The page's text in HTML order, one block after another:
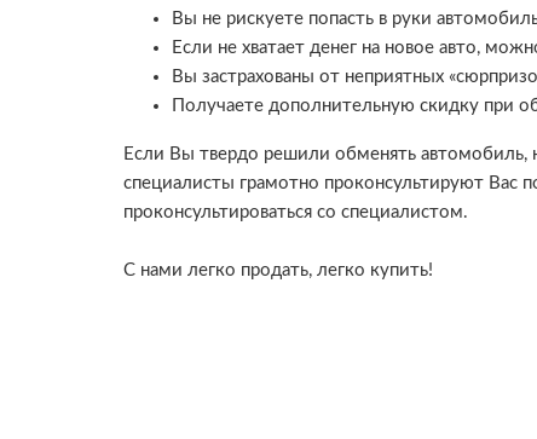
Вы не рискуете попасть в руки
Если не хватает денег на новое авто,
Вы застрахованы от неприятных
Получаете дополнительную скидку при
Если Вы твердо решили обменять автомобиль,
специалисты грамотно проконсультируют
проконсультироваться со специалистом.
С нами легко продать, легко купить!